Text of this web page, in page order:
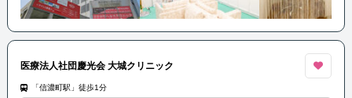
医療法人社団慶光会 大城クリニック
「信濃町駅」徒歩1分